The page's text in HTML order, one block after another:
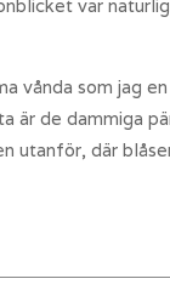
var
vånda som jag
är de dammiga
utanför, där